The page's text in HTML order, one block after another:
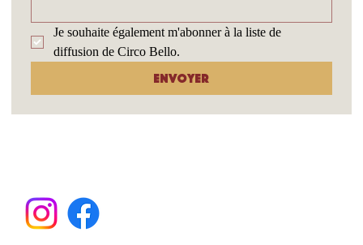
Je souhaite également m'abonner à la liste de
diffusion de Circo Bello.
Envoyer